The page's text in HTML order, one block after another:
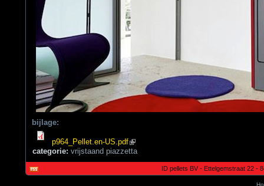
bijlage:
p964_Pellet.en-US.pdf
categorie: vrijstaand piazzetta
ID pellets BV - Ettelgemstraat 22 -